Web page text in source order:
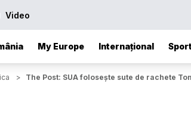
Video
My Europe Internațional Sport
> The Post: SUA folosește sute de rachete